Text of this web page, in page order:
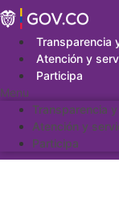
Saltar
al
contenidoTransparencia
Atención y
Participa
Menu
Transparencia
Atención y
Participa